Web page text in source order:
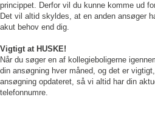
princippet. Derfor vil du kunne komme ud
Det vil altid skyldes, at en anden ansøger
akut behov end dig.
Vigtigt at HUSKE!
Når du søger en af kollegieboligerne
din ansøgning hver måned, og det er
ansøgning opdateret, så vi altid har din
telefonnumre.